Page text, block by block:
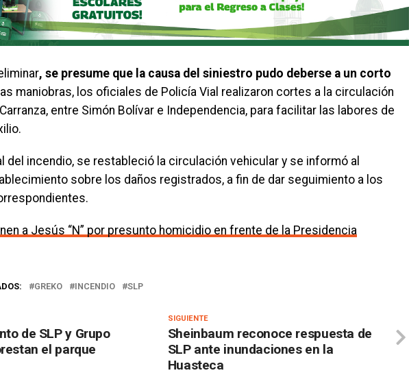
, se presume que la causa del siniestro pudo deberse a un corto
maniobras, los oficiales de Policía Vial realizaron cortes a la circulación
entre Simón Bolívar e Independencia, para facilitar las labores de
del incendio, se restableció la circulación vehicular y se informó al
sobre los daños registrados, a fin de dar seguimiento a los
a Jesús “N” por presunto homicidio en frente de la Presidencia
GREKO INCENDIO SLP
SIGUIENTE
Sheinbaum reconoce respuesta de
SLP ante inundaciones en la
Huasteca
de SLP y Grupo
el parque